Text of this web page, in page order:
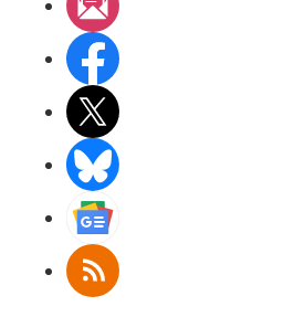
RSS